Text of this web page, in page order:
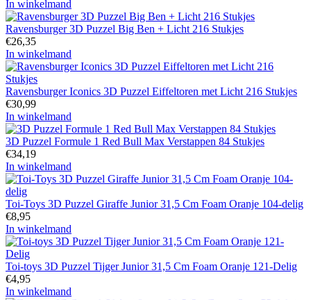
In winkelmand
Ravensburger 3D Puzzel Big Ben + Licht 216 Stukjes
€26,35
In winkelmand
Ravensburger Iconics 3D Puzzel Eiffeltoren met Licht 216 Stukjes
€30,99
In winkelmand
3D Puzzel Formule 1 Red Bull Max Verstappen 84 Stukjes
€34,19
In winkelmand
Toi-Toys 3D Puzzel Giraffe Junior 31,5 Cm Foam Oranje 104-delig
€8,95
In winkelmand
Toi-toys 3D Puzzel Tijger Junior 31,5 Cm Foam Oranje 121-Delig
€4,95
In winkelmand